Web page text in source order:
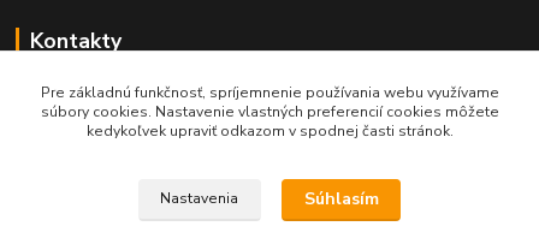
Kontakty
Zákaznícka podpora Eshopu
0905 86 41 65
(Po-Pia, 8-16 hod.)
nakup(@)dedrashop.sk
Pre základnú funkčnosť, spríjemnenie používania webu využívame
súbory cookies. Nastavenie vlastných preferencií cookies môžete
kedykoľvek upraviť odkazom v spodnej časti stránok.
Nastavenia Súhlasím